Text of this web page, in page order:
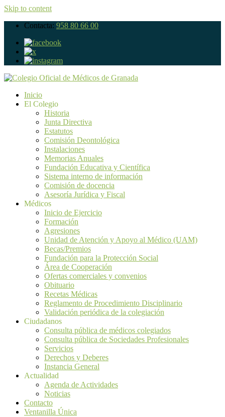
Skip to content
Contacta: 958 80 66 00
Inicio
El Colegio
Historia
Junta Directiva
Estatutos
Comisión Deontológica
Instalaciones
Memorias Anuales
Fundación Educativa y Científica
Sistema interno de información
Comisión de docencia
Asesoría Jurídica y Fiscal
Médicos
Inicio de Ejercicio
Formación
Agresiones
Unidad de Atención y Apoyo al Médico (UAM)
Becas/Premios
Fundación para la Protección Social
Área de Cooperación
Ofertas comerciales y convenios
Obituario
Recetas Médicas
Reglamento de Procedimiento Disciplinario
Validación periódica de la colegiación
Ciudadanos
Consulta pública de médicos colegiados
Consulta pública de Sociedades Profesionales
Servicios
Derechos y Deberes
Instancia General
Actualidad
Agenda de Actividades
Noticias
Contacto
Ventanilla Única